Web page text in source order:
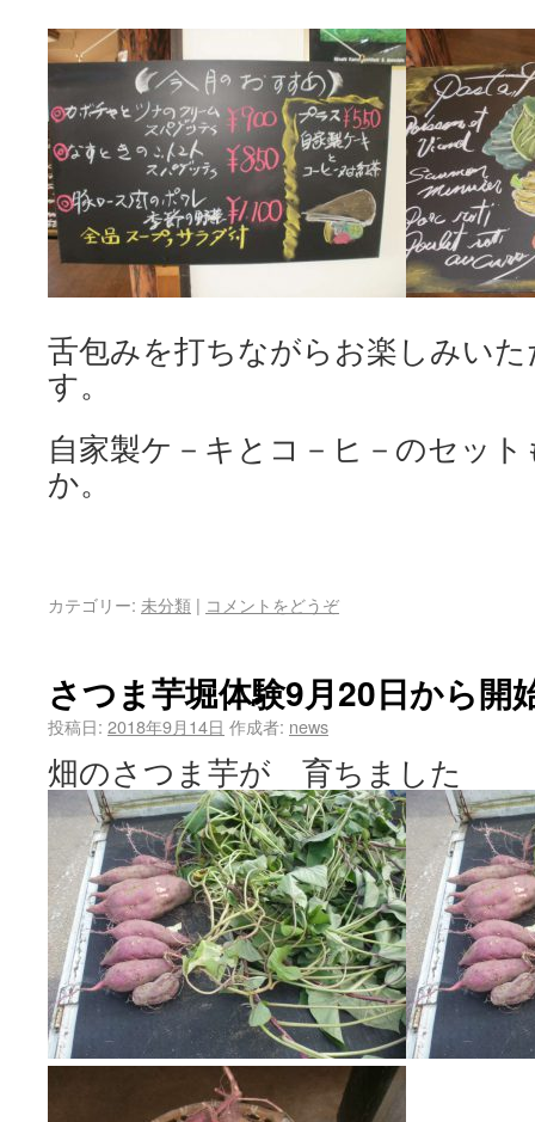
舌包みを打ちながらお楽しみい
す。
自家製ケ－キとコ－ヒ－のセッ
か。
カテゴリー: 未分類 | コメントをどうぞ
さつま芋堀体験9月20日から開
投稿日: 2018年9月14日 作成者: news
畑のさつま芋が 育ちました